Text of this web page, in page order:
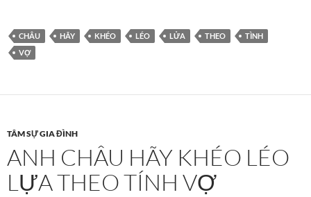
CHÂU HÃY KHÉO LÉO LỬA THEO
TÌNH
VỢ
TÂM SỰ GIA ĐÌNH
ANH CHÂU HÃY KHÉO LÉO
LỰA THEO TÍNH VỢ